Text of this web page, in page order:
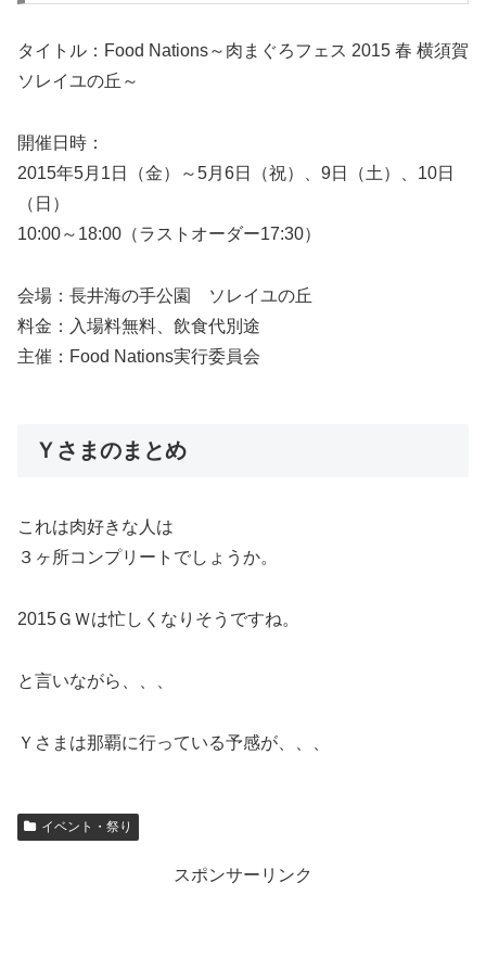
タイトル：Food Nations～肉まぐろフェス 2015 春 横須賀
ソレイユの丘～
開催日時：
2015年5月1日（金）～5月6日（祝）、9日（土）、10日
（日）
10:00～18:00（ラストオーダー17:30）
会場：長井海の手公園 ソレイユの丘
料金：入場料無料、飲食代別途
主催：Food Nations実行委員会
Ｙさまのまとめ
これは肉好きな人は
３ヶ所コンプリートでしょうか。
2015ＧＷは忙しくなりそうですね。
と言いながら、、、
Ｙさまは那覇に行っている予感が、、、
イベント・祭り
スポンサーリンク